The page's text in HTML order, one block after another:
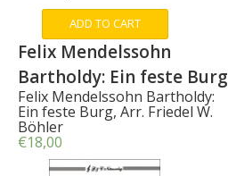
ADD TO CART
Felix Mendelssohn
Bartholdy: Ein feste Burg
Felix Mendelssohn Bartholdy:
Ein feste Burg, Arr. Friedel W.
Böhler
€18,00